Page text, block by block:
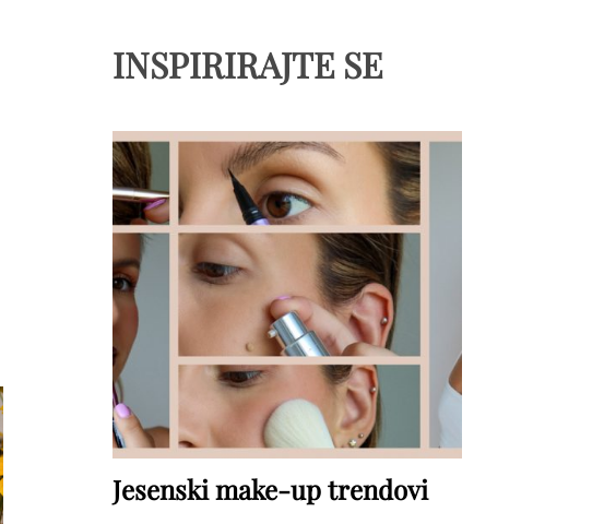
INSPIRIRAJTE SE
Jesenski make-up trendovi